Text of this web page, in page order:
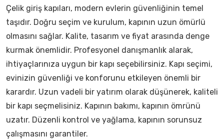
Çelik giriş kapıları, modern evlerin güvenliğinin temel
taşıdır. Doğru seçim ve kurulum, kapının uzun ömürlü
olmasını sağlar. Kalite, tasarım ve fiyat arasında denge
kurmak önemlidir. Profesyonel danışmanlık alarak,
ihtiyaçlarınıza uygun bir kapı seçebilirsiniz. Kapı seçimi,
evinizin güvenliği ve konforunu etkileyen önemli bir
karardır. Uzun vadeli bir yatırım olarak düşünerek, kaliteli
bir kapı seçmelisiniz. Kapının bakımı, kapının ömrünü
uzatır. Düzenli kontrol ve yağlama, kapının sorunsuz
çalışmasını garantiler.